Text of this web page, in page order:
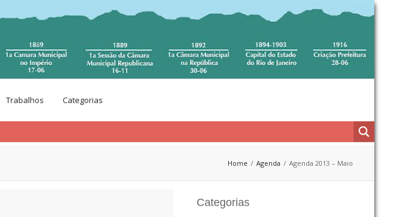
Trabalhos Categorias
Home Agenda Agenda 2013 – Maio
Categorias